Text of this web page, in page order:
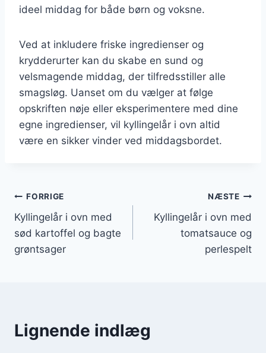
ideel middag for både børn og voksne.
Ved at inkludere friske ingredienser og
krydderurter kan du skabe en sund og
velsmagende middag, der tilfredsstiller alle
smagsløg. Uanset om du vælger at følge
opskriften nøje eller eksperimentere med dine
egne ingredienser, vil kyllingelår i ovn altid
være en sikker vinder ved middagsbordet.
Indlægsnavigation
FORRIGE
Kyllingelår i ovn med
sød kartoffel og bagte
grøntsager
NÆSTE
Kyllingelår i ovn med
tomatsauce og
perlespelt
Lignende indlæg